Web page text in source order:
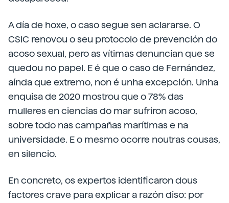
A día de hoxe, o caso segue sen aclararse. O
CSIC renovou o seu protocolo de prevención do
acoso sexual, pero as vítimas denuncian que se
quedou no papel. E é que o caso de Fernández,
aínda que extremo, non é unha excepción. Unha
enquisa de 2020 mostrou que o 78% das
mulleres en ciencias do mar sufriron acoso,
sobre todo nas campañas marítimas e na
universidade. E o mesmo ocorre noutras cousas,
en silencio.
En concreto, os expertos identificaron dous
factores crave para explicar a razón diso: por